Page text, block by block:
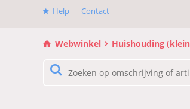
hoofdmenu
Help Contact
Webwinkel Huishouding